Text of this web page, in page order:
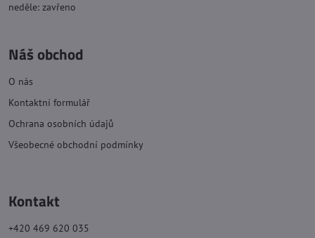
neděle: zavřeno
Náš obchod
O nás
Kontaktní formulář
Ochrana osobních údajů
Všeobecné obchodní podmínky
Kontakt
+420 469 620 035